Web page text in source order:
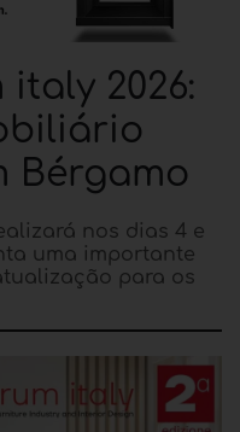
2026:
Bérgamo
nos dias 4 e
uma importante
para os